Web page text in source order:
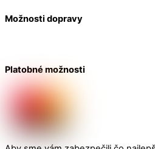
Možnosti dopravy
Platobné možnosti